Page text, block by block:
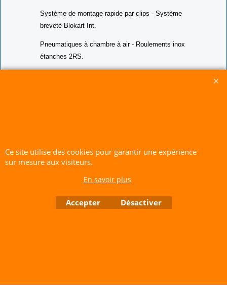
Livré avec son sac , prêt à rouler.
Système de montage rapide par clips - Système
breveté Blokart Int.
Pneumatiques à chambre à air - Roulements inox
Contactez nous de 10 h à 18 h 30 tous les jours sauf le Dimanche et jours fériés
Boutique en ligne créés avec le logiciel eCommerce ShopFactory
Ce site utilise des cookies pour garantir une expérience
sur mesure aux visiteurs.
En savoir plus
Accepter Désactiver